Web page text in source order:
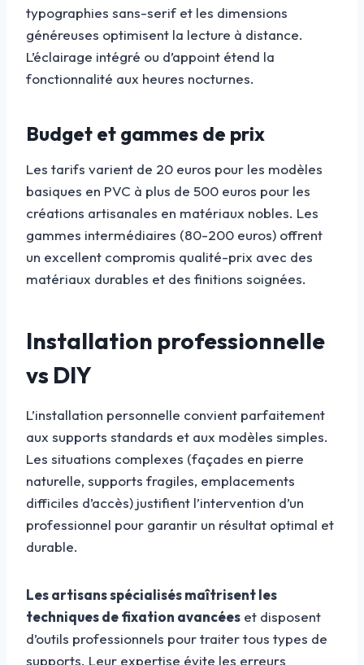
typographies sans-serif et les dimensions
généreuses optimisent la lecture à distance.
L’éclairage intégré ou d’appoint étend la
fonctionnalité aux heures nocturnes.
Budget et gammes de prix
Les tarifs varient de 20 euros pour les modèles
basiques en PVC à plus de 500 euros pour les
créations artisanales en matériaux nobles. Les
gammes intermédiaires (80-200 euros) offrent
un excellent compromis qualité-prix avec des
matériaux durables et des finitions soignées.
Installation professionnelle
vs DIY
L’installation personnelle convient parfaitement
aux supports standards et aux modèles simples.
Les situations complexes (façades en pierre
naturelle, supports fragiles, emplacements
difficiles d’accès) justifient l’intervention d’un
professionnel pour garantir un résultat optimal et
durable.
Les artisans spécialisés maîtrisent les
techniques de fixation avancées et disposent
d’outils professionnels pour traiter tous types de
supports. Leur expertise évite les erreurs